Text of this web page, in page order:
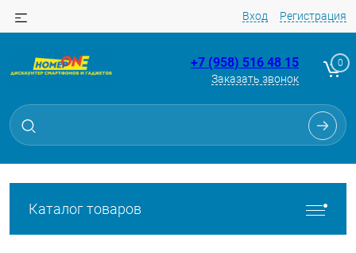
Вход Регистрация
+7 (958) 516 48 15
Заказать звонок
0
Каталог товаров
Для клиентов всех банков
Разбейте
без переплат